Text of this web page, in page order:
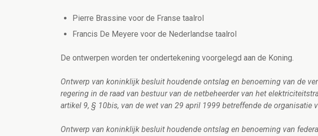
Pierre Brassine voor de Franse taalrol
Francis De Meyere voor de Nederlandse taalrol
De ontwerpen worden ter ondertekening voorgelegd aan de Koning.
Ontwerp van koninklijk besluit houdende ontslag en benoeming van de
regering in de raad van bestuur van de netbeheerder van het
artikel 9, § 10bis, van de wet van 29 april 1999 betreffende de organisatie
Ontwerp van koninklijk besluit houdende ontslag en benoeming van